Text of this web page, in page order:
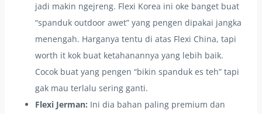
jadi makin ngejreng. Flexi Korea ini oke banget buat
“spanduk outdoor awet” yang pengen dipakai jangka
menengah. Harganya tentu di atas Flexi China, tapi
worth it kok buat ketahanannya yang lebih baik.
Cocok buat yang pengen “bikin spanduk es teh” tapi
gak mau terlalu sering ganti.
Flexi Jerman: Ini dia bahan paling premium dan